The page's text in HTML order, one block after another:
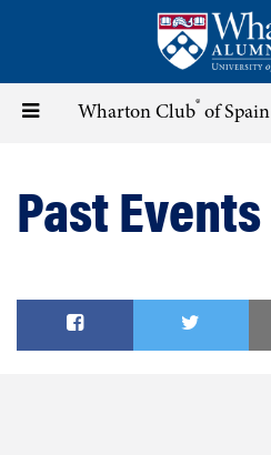
content
Toggle Wharton Club® of Spain
Past Events